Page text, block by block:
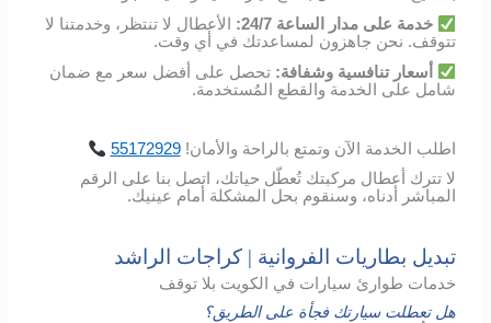
خدمة على مدار الساعة 24/7: الأعطال لا تنتظر، وخدمتنا لا
تتوقف. نحن جاهزون لمساعدتك في أي وقت.
أسعار تنافسية وشفافة: تحصل على أفضل سعر مع ضمان
شامل على الخدمة والقطع المُستخدمة.
اطلب الخدمة الآن وتمتع بالراحة والأمان!
55172929
لا تترك أعطال مركبتك تُعطّل حياتك، اتصل بنا على الرقم
المباشر أدناه، وسنقوم بحل المشكلة أمام عينيك.
تبديل بطاريات الفروانية | كراجات الراشد
خدمات طوارئ سيارات في الكويت بلا توقف
هل تعطلت سيارتك فجأة على الطريق؟